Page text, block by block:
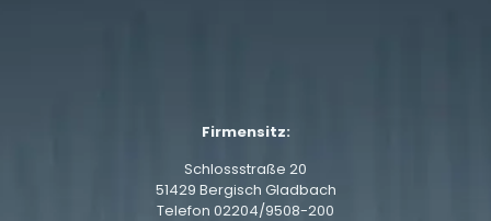
Firmensitz:
Schlossstraße 20
51429 Bergisch Gladbach
Telefon 02204/9508-200